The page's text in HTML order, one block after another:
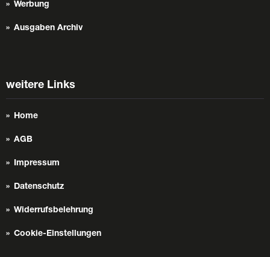
Werbung
Ausgaben Archiv
weitere Links
Home
AGB
Impressum
Datenschutz
Widerrufsbelehrung
Cookie-Einstellungen